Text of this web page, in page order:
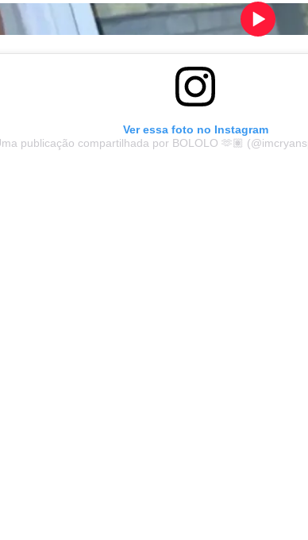
Ryan compartilha momento íntimo com ex após
Sociais
Ver essa foto no Instagram
publicação compartilhada por BOLOLO 🫶🏽